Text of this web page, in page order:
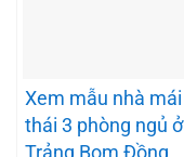
Xem mẫu nhà mái
thái 3 phòng ngủ ở
Trảng Bom Đồng